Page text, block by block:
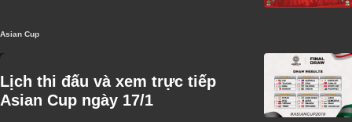
Asian Cup
Lịch thi đấu và xem trực tiếp
Asian Cup ngày 17/1